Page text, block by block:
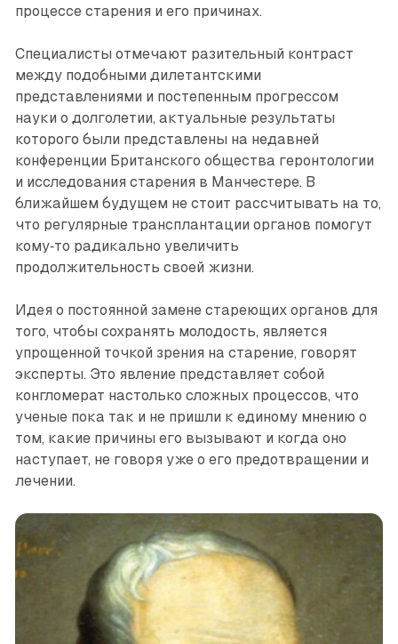
процессе старения и его причинах.
Специалисты отмечают разительный контраст
между подобными дилетантскими
представлениями и постепенным прогрессом
науки о долголетии, актуальные результаты
которого были представлены на недавней
конференции Британского общества геронтологии
и исследования старения в Манчестере. В
ближайшем будущем не стоит рассчитывать на то,
что регулярные трансплантации органов помогут
кому‑то радикально увеличить
продолжительность своей жизни.
Идея о постоянной замене стареющих органов для
того, чтобы сохранять молодость, является
упрощенной точкой зрения на старение, говорят
эксперты. Это явление представляет собой
конгломерат настолько сложных процессов, что
ученые пока так и не пришли к единому мнению о
том, какие причины его вызывают и когда оно
наступает, не говоря уже о его предотвращении и
лечении.